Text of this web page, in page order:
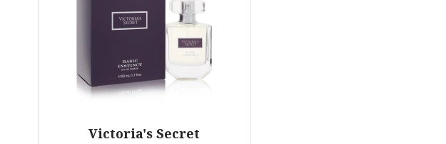
Victoria's Secret